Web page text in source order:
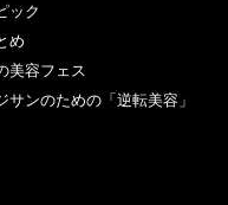
ック
め
美容フェス
サンのための「逆転美容」